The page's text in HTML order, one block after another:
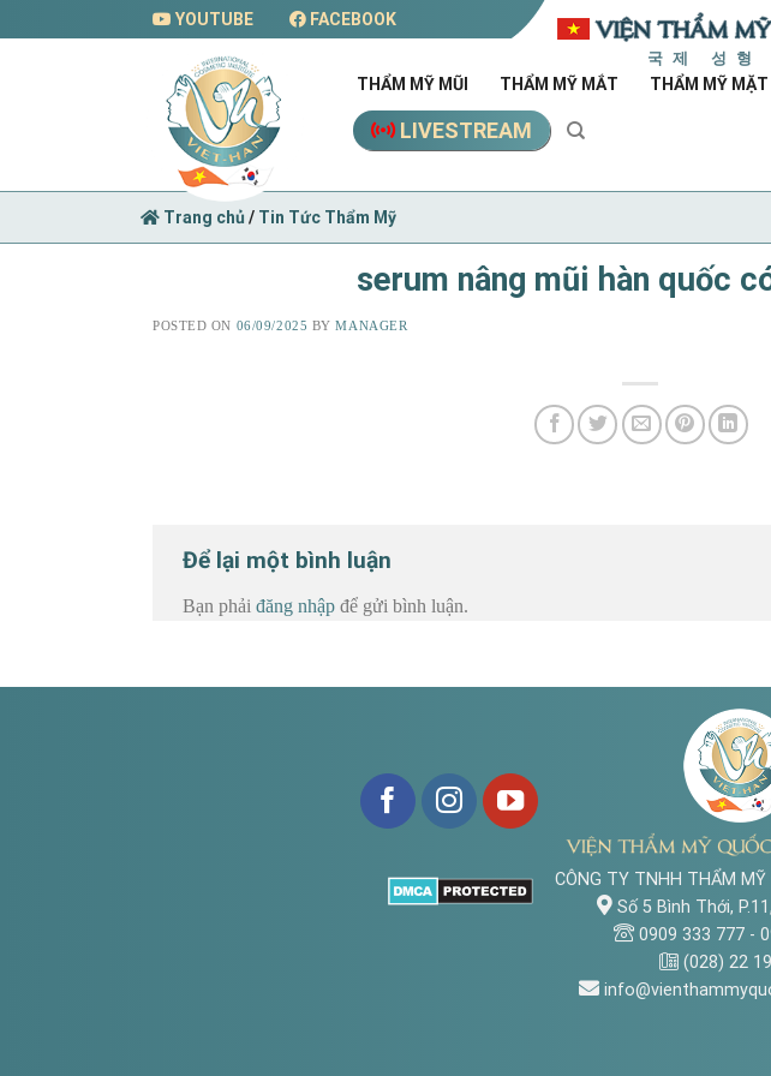
to
YOUTUBE FACEBOOK
국제 성형
THẨM MỸ MŨI THẨM MỸ MẮT THẨM MỸ MẶT
LIVESTREAM
Trang chủ / Tin Tức Thẩm Mỹ
serum nâng mũi hàn quốc
POSTED ON 06/09/2025 BYMANAGER
Để lại một bình luận
Bạn phải đăng nhập để gửi bình luận.
CÔNG TY TNHH THẨM MỸ
Số 5 Bình Thới,
0909 333 777 -
(028) 22